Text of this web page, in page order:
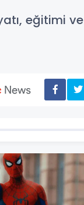
eğitimi ve